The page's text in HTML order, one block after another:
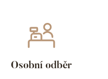
Osobní odběr